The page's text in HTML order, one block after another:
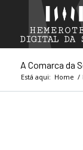
A Comarca da
Está aqui: Home /